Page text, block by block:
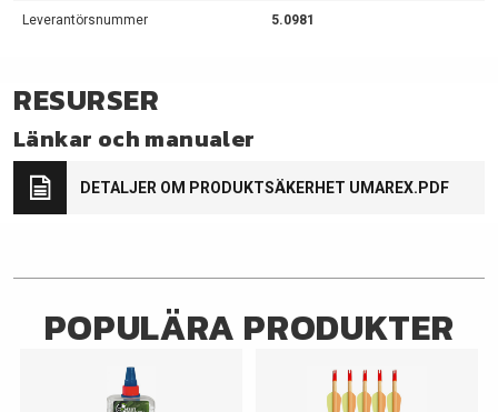
Leverantörsnummer 5.0981
RESURSER
Länkar och manualer
DETALJER OM PRODUKTSÄKERHET UMAREX.PDF
POPULÄRA PRODUKTER